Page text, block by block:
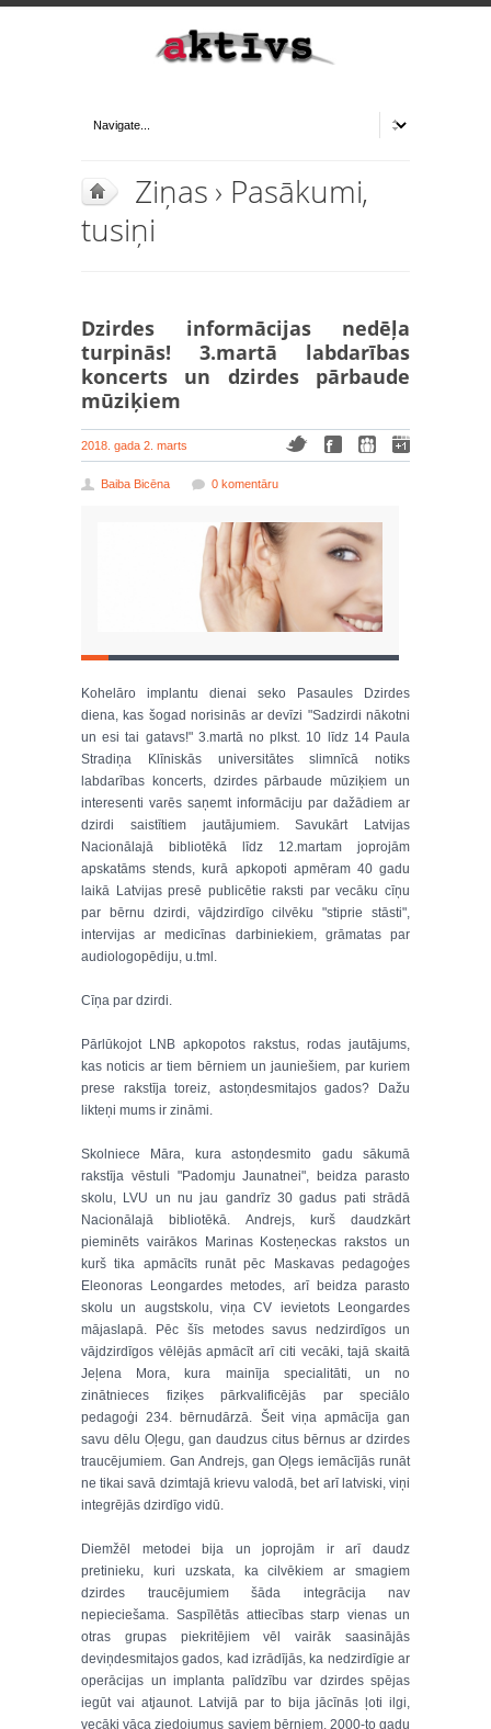
Ziņas › Pasākumi,
tusiņi
Dzirdes informācijas nedēļa
turpinās! 3.martā labdarības
koncerts un dzirdes pārbaude
mūziķiem
2018. gada 2. marts
Baiba Bicēna 0 komentāru
Kohelāro implantu dienai seko Pasaules Dzirdes
diena, kas šogad norisinās ar devīzi "Sadzirdi nākotni
un esi tai gatavs!" 3.martā no plkst. 10 līdz 14 Paula
Stradiņa Klīniskās universitātes slimnīcā notiks
labdarības koncerts, dzirdes pārbaude mūziķiem un
interesenti varēs saņemt informāciju par dažādiem ar
dzirdi saistītiem jautājumiem. Savukārt Latvijas
Nacionālajā bibliotēkā līdz 12.martam joprojām
apskatāms stends, kurā apkopoti apmēram 40 gadu
laikā Latvijas presē publicētie raksti par vecāku cīņu
par bērnu dzirdi, vājdzirdīgo cilvēku "stiprie stāsti",
intervijas ar medicīnas darbiniekiem, grāmatas par
audiologopēdiju, u.tml.
Cīņa par dzirdi.
Pārlūkojot LNB apkopotos rakstus, rodas jautājums,
kas noticis ar tiem bērniem un jauniešiem, par kuriem
prese rakstīja toreiz, astoņdesmitajos gados? Dažu
likteņi mums ir zināmi.
Skolniece Māra, kura astoņdesmito gadu sākumā
rakstīja vēstuli "Padomju Jaunatnei", beidza parasto
skolu, LVU un nu jau gandrīz 30 gadus pati strādā
Nacionālajā bibliotēkā. Andrejs, kurš daudzkārt
pieminēts vairākos Marinas Kosteņeckas rakstos un
kurš tika apmācīts runāt pēc Maskavas pedagoģes
Eleonoras Leongardes metodes, arī beidza parasto
skolu un augstskolu, viņa CV ievietots Leongardes
mājaslapā. Pēc šīs metodes savus nedzirdīgos un
vājdzirdīgos vēlējās apmācīt arī citi vecāki, tajā skaitā
Jeļena Mora, kura mainīja specialitāti, un no
zinātnieces fiziķes pārkvalificējās par speciālo
pedagoģi 234. bērnudārzā. Šeit viņa apmācīja gan
savu dēlu Oļegu, gan daudzus citus bērnus ar dzirdes
traucējumiem. Gan Andrejs, gan Oļegs iemācījās runāt
ne tikai savā dzimtajā krievu valodā, bet arī latviski, viņi
integrējās dzirdīgo vidū.
Diemžēl metodei bija un joprojām ir arī daudz
pretinieku, kuri uzskata, ka cilvēkiem ar smagiem
dzirdes traucējumiem šāda integrācija nav
nepieciešama. Saspīlētās attiecības starp vienas un
otras grupas piekritējiem vēl vairāk saasinājās
deviņdesmitajos gados, kad izrādījās, ka nedzirdīgie ar
operācijas un implanta palīdzību var dzirdes spējas
iegūt vai atjaunot. Latvijā par to bija jācīnās ļoti ilgi,
vecāki vāca ziedojumus saviem bērniem. 2000-to gadu